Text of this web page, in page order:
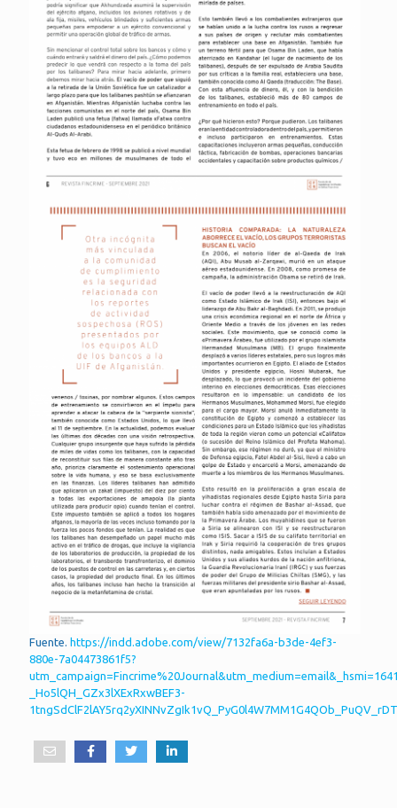
Fuente. https://indd.adobe.com/view/7132fa6a-b3de-4ef3-
880e-7a04473861f5?
_Ho5lQH_GZx3lXExRxwBEF3-